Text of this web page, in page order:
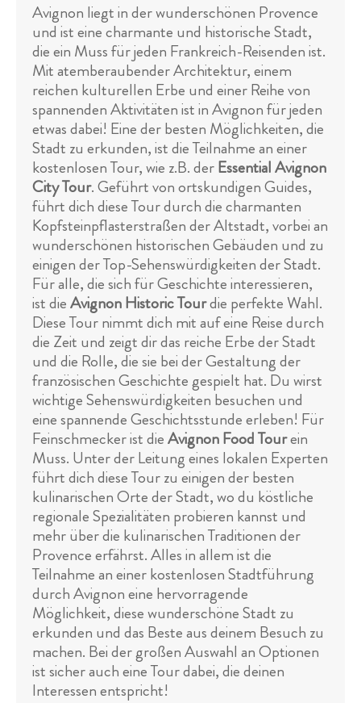
Avignon liegt in der wunderschönen Provence
und ist eine charmante und historische Stadt,
die ein Muss für jeden Frankreich-Reisenden ist.
Mit atemberaubender Architektur, einem
reichen kulturellen Erbe und einer Reihe von
spannenden Aktivitäten ist in Avignon für jeden
etwas dabei! Eine der besten Möglichkeiten, die
Stadt zu erkunden, ist die Teilnahme an einer
kostenlosen Tour, wie z.B. derEssential Avignon
City Tour. Geführt von ortskundigen Guides,
führt dich diese Tour durch die charmanten
Kopfsteinpflasterstraßen der Altstadt, vorbei an
wunderschönen historischen Gebäuden und zu
einigen der Top-Sehenswürdigkeiten der Stadt.
Für alle, die sich für Geschichte interessieren,
ist dieAvignon Historic Tourdie perfekte Wahl.
Diese Tour nimmt dich mit auf eine Reise durch
die Zeit und zeigt dir das reiche Erbe der Stadt
und die Rolle, die sie bei der Gestaltung der
französischen Geschichte gespielt hat. Du wirst
wichtige Sehenswürdigkeiten besuchen und
eine spannende Geschichtsstunde erleben! Für
Feinschmecker ist dieAvignon Food Tourein
Muss. Unter der Leitung eines lokalen Experten
führt dich diese Tour zu einigen der besten
kulinarischen Orte der Stadt, wo du köstliche
regionale Spezialitäten probieren kannst und
mehr über die kulinarischen Traditionen der
Provence erfährst. Alles in allem ist die
Teilnahme an einer kostenlosen Stadtführung
durch Avignon eine hervorragende
Möglichkeit, diese wunderschöne Stadt zu
erkunden und das Beste aus deinem Besuch zu
machen. Bei der großen Auswahl an Optionen
ist sicher auch eine Tour dabei, die deinen
Interessen entspricht!